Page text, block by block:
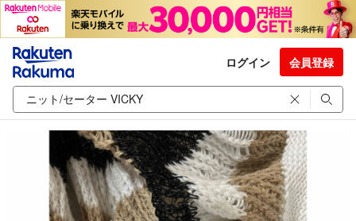
ログイン 会員登録